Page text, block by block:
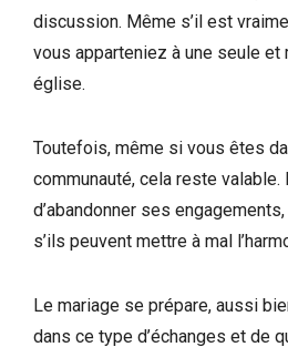
discussion. Même s’il est
vous apparteniez à une seule et
église.
Toutefois, même si vous êtes
communauté, cela reste valable.
d’abandonner ses
s’ils peuvent mettre à mal
Le mariage se prépare, aussi
dans ce type d’échanges et de